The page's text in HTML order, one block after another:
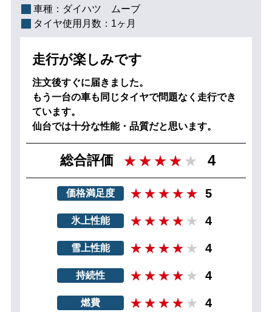
車種： ダイハツ ムーブ
タイヤ使用月数： 1ヶ月
走行が楽しみです
注文後すぐに届きました。
もう一台の車も同じタイヤで問題なく走行でき
ています。
仙台では十分な性能・品質だと思います。
総合評価 4
価格満足度 5
氷上性能 4
雪上性能 4
持続性 4
燃費 4